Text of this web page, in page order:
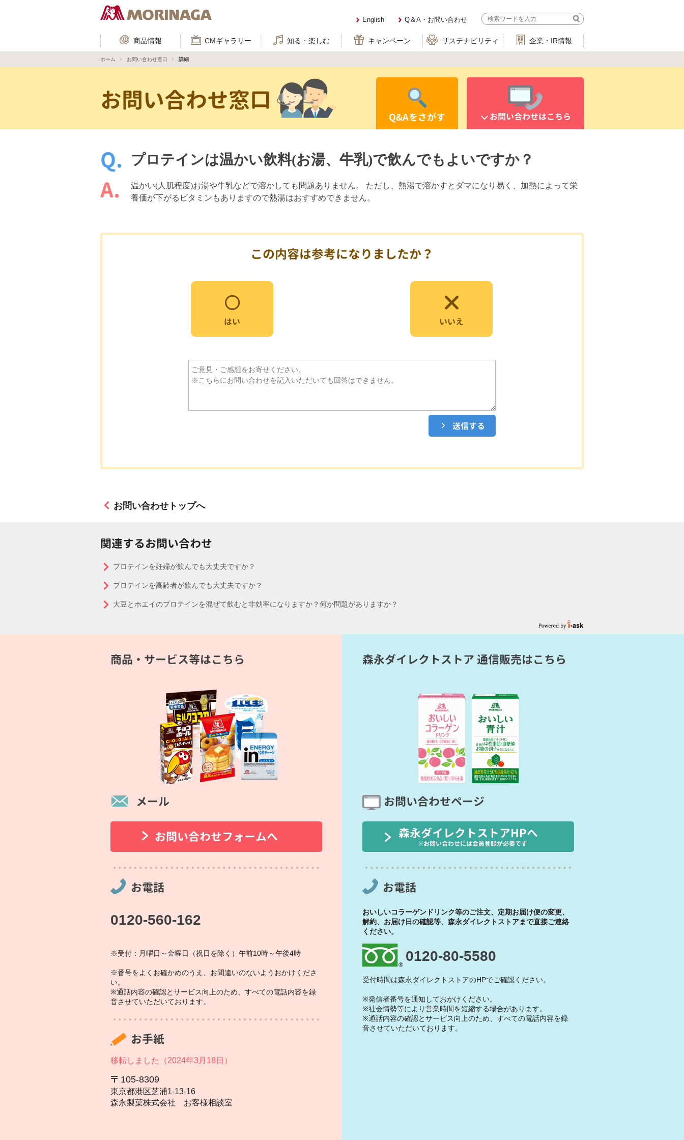
English Q＆A・お問い合わせ
商品情報 CMギャラリー 知る・楽しむ キャンペーン サステナビリティ 企業・IR情報
ホーム お問い合わせ窓口 詳細
お問い合わせ窓口
Q&Aをさがす お問い合わせはこちら
プロテインは温かい飲料(お湯、牛乳)で飲んでもよいですか？
温かい(人肌程度)お湯や牛乳などで溶かしても問題ありません。 ただし、熱湯で溶かすとダマになり易く、加熱によって栄
養価が下がるビタミンもありますので熱湯はおすすめできません。
この内容は参考になりましたか？
はい いいえ
送信する
お問い合わせトップへ
関連するお問い合わせ
プロテインを妊婦が飲んでも大丈夫ですか？
プロテインを高齢者が飲んでも大丈夫ですか？
大豆とホエイのプロテインを混ぜて飲むと非効率になりますか？何か問題がありますか？
商品・サービス等はこちら
メール
お問い合わせフォームへ
お電話
0120-560-162
※受付：月曜日～金曜日（祝日を除く）午前10時～午後4時
※番号をよくお確かめのうえ、お間違いのないようおかけくださ
い。
※通話内容の確認とサービス向上のため、すべての電話内容を録
音させていただいております。
お手紙
移転しました（2024年3月18日）
105‐8309
東京都港区芝浦1‐13‐16
森永製菓株式会社 お客様相談室
森永ダイレクトストア 通信販売はこちら
お問い合わせページ
森永ダイレクトストアHPへ
※お問い合わせには会員登録が必要です
お電話
おいしいコラーゲンドリンク等のご注文、定期お届け便の変更、
解約、お届け日の確認等、森永ダイレクトストアまで直接ご連絡
ください。
0120-80-5580
受付時間は森永ダイレクトストアのHPでご確認ください。
※発信者番号を通知しておかけください。
※社会情勢等により営業時間を短縮する場合があります。
※通話内容の確認とサービス向上のため、すべての電話内容を録
音させていただいております。